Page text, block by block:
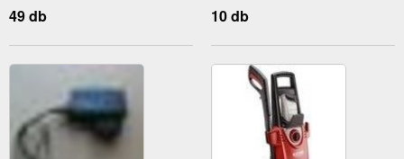
49 db 10 db